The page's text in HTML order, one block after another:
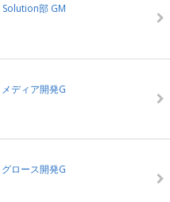
部 GM
ディア開発G
ロース開発G